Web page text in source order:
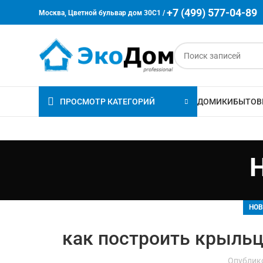
Москва, Цветной бульвар дом 30C1 / +7 (499) 577-04-89
ПРОСМОТР КАТЕГОРИЙ ДОМИКИ
как построить